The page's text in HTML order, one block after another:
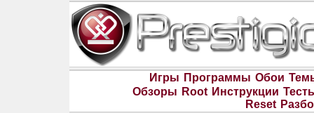
Игры Программы Обои
Обзоры Root Инструкции
Reset